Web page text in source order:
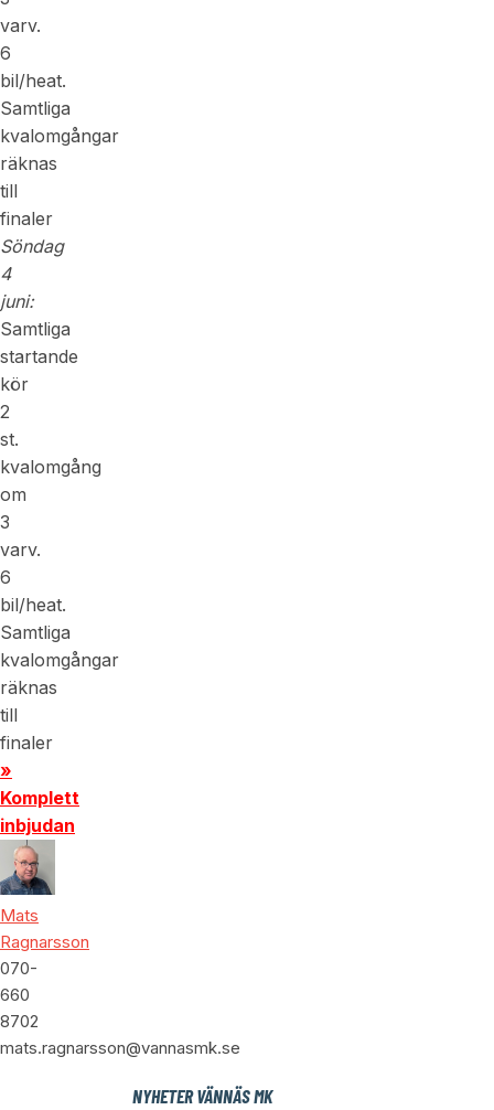
varv.
6
bil/heat.
Samtliga
kvalomgångar
räknas
till
finaler
Söndag
4
juni:
Samtliga
startande
kör
2
st.
kvalomgång
om
3
varv.
6
bil/heat.
Samtliga
kvalomgångar
räknas
till
finaler
»
Komplett
inbjudan
Mats
Ragnarsson
070-
660
8702
mats.ragnarsson@vannasmk.se
NYHETER VÄNNÄS MK